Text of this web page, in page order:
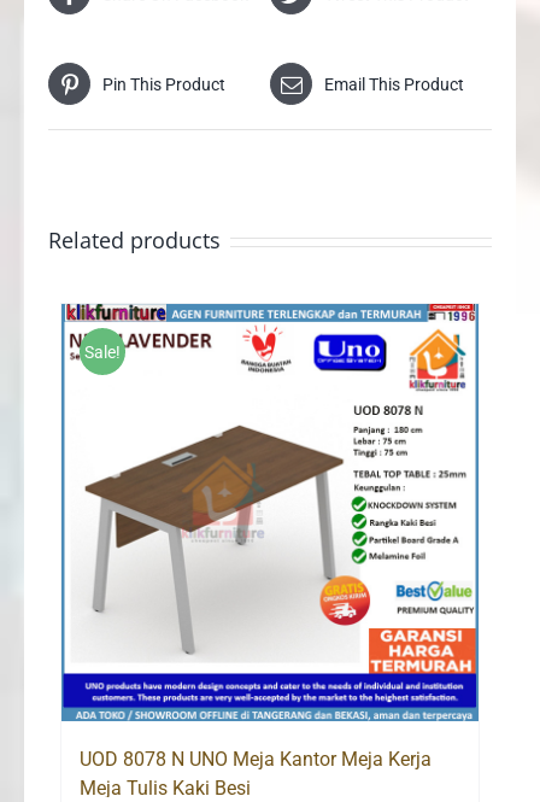
Pin This Product Email This Product
Related products
Sale!
UOD 8078 N UNO Meja Kantor Meja Kerja
Meja Tulis Kaki Besi